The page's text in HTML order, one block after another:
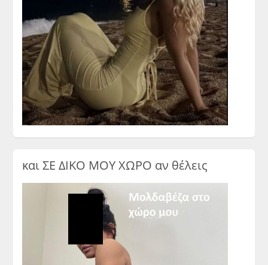
και ΣΕ ΔΙΚΟ ΜΟΥ ΧΩΡΟ αν θέλεις